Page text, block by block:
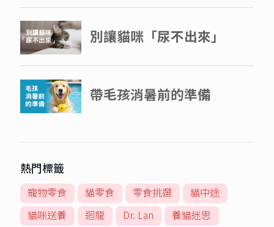
熱門標籤
寵物零食 貓零食 零食挑選
貓中途
貓咪送養
迴龍 Dr. Lan
養貓迷思